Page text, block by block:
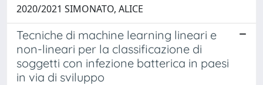
2020/2021 SIMONATO, ALICE
Tecniche di machine learning lineari e
non-lineari per la classificazione di
soggetti con infezione batterica in paesi
in via di sviluppo